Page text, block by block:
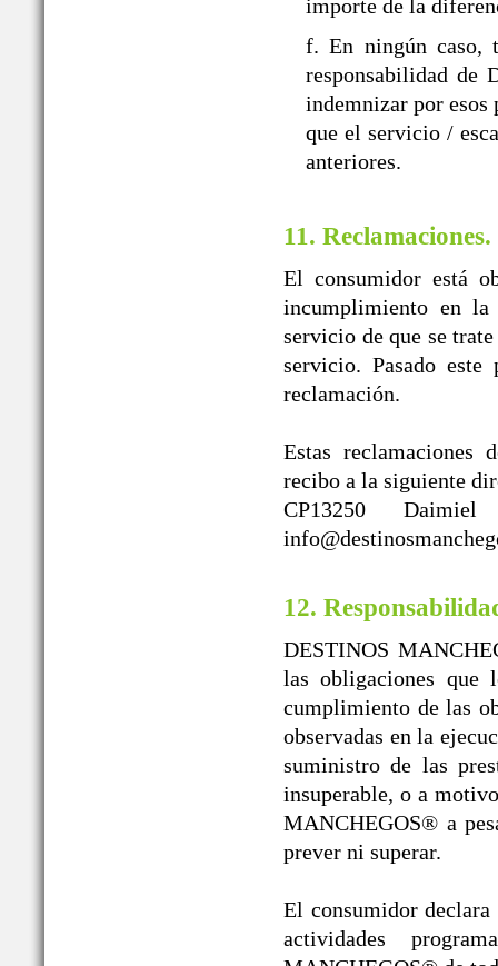
importe de la
f. En ningún caso,
responsabilidad de
indemnizar por esos
que el servicio /
anteriores.
11. Reclamaciones.
El consumidor está
incumplimiento en
servicio de que se
servicio. Pasado
reclamación.
Estas reclamaciones
recibo a la siguiente
CP13250
12.
DESTINOS
las obligaciones que
cumplimiento de las
observadas en la
suministro de las
insuperable, o a
MANCHEGOS® a
prever ni superar.
El consumidor
actividades